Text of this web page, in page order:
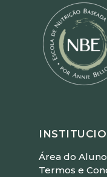
Área do Aluno
Termos e